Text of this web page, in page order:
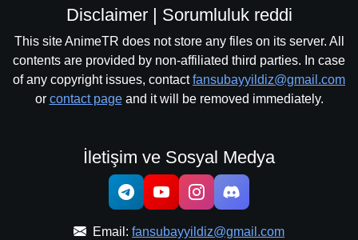
Disclaimer | Sorumluluk reddi
This site AnimeTR does not store any files on its server. All
contents are provided by non-affiliated third parties. In case
of any copyright issues, contactfansubayyildiz@gmail.com
or contact pageand it will be removed immediately.
İletişim ve Sosyal Medya
Email: fansubayyildiz@gmail.com